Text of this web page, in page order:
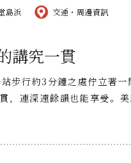
島浜 交通・周邊資訊
講究一貫
步行約3分鐘之處佇立著
，連深遠餘韻也能享受。